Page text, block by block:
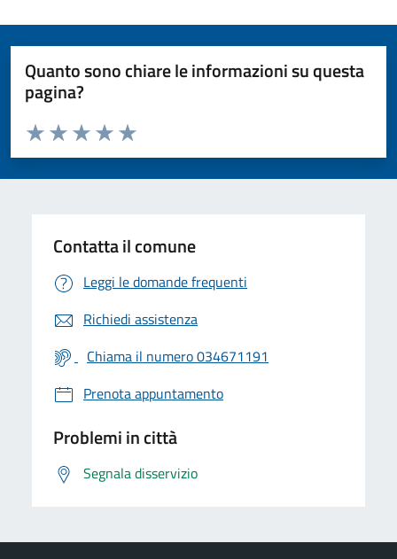
Quanto sono chiare le informazioni su questa
pagina?
Valuta da 1 a 5 stelle la pagina
Valuta 5 stelle su 5
Valuta 4 stelle su 5
Valuta 3 stelle su 5
Valuta 2 stelle su 5
Valuta 1 stelle su 5
Contatta il comune
Leggi le domande frequenti
Richiedi assistenza
Chiama il numero 034671191
Prenota appuntamento
Problemi in città
Segnala disservizio